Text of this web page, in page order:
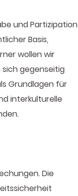
und Partizipation
Basis,
wollen wir
gegenseitig
Grundlagen für
interkulturelle
Die